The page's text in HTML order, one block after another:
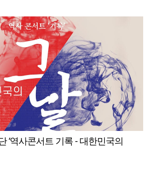
‘역사콘서트 기록 - 대한민국의